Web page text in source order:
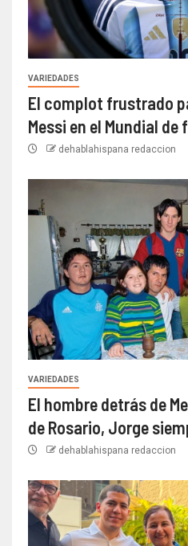
VARIEDADES
El complot frustrado
Messi en el Mundial
dehablahispana redaccion
VARIEDADES
El hombre detrás de
de Rosario, Jorge
dehablahispana redaccion